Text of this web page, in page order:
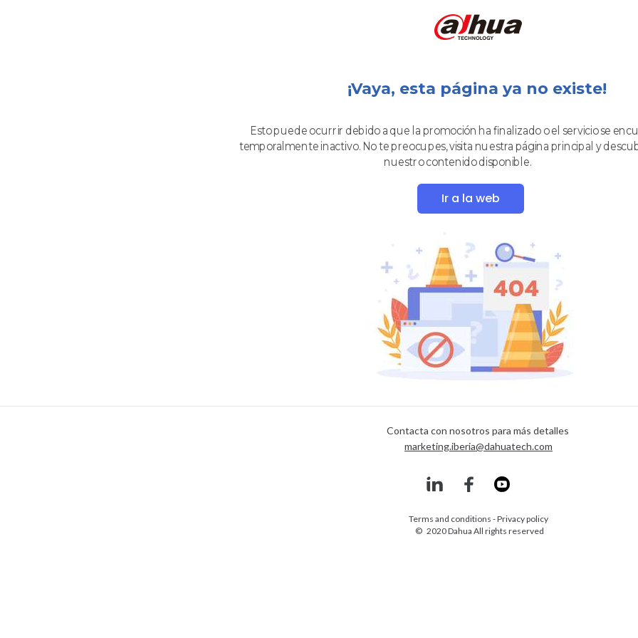
Contacta con nosotros para más detalles
marketing.iberia@dahuatech.com
Terms and conditions -Privacy policy
© 2020 Dahua All rights reserved
¡Vaya, esta página ya no existe!
Esto puede ocurrir debido a que la promoción ha finalizado o el servicio se
temporalmente inactivo. No te preocupes, visita nuestra página principal y
nuestro contenido disponible.
Ir a la web